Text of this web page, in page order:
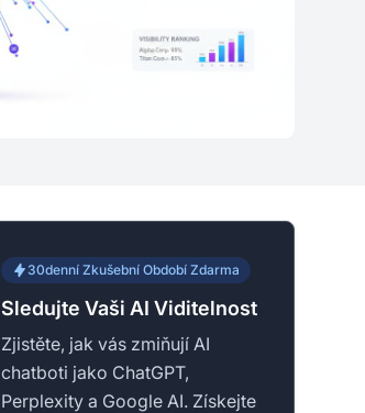
30denní Zkušební Období Zdarma
Sledujte Vaši AI Viditelnost
Zjistěte, jak vás zmiňují AI
chatboti jako ChatGPT,
Perplexity a Google AI. Získejte